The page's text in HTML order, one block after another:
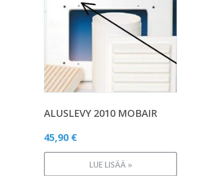
ALUSLEVY 2010 MOBAIR
45,90 €
LUE LISÄÄ »